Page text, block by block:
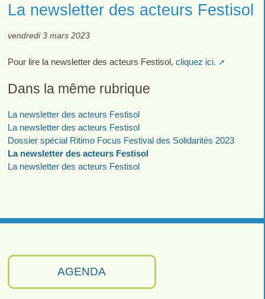
AGENDA
La newsletter des acteurs Festisol
vendredi 3 mars 2023
Pour lire la newsletter des acteurs Festisol, cliquez ici.
Dans la même rubrique
La newsletter des acteurs Festisol
La newsletter des acteurs Festisol
Dossier spécial Ritimo Focus Festival des Solidarités 2023
La newsletter des acteurs Festisol
La newsletter des acteurs Festisol